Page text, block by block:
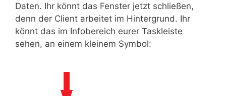
Daten. Ihr könnt das Fens­ter jetzt schlie­ßen,
denn der Cli­ent arbei­tet im Hin­ter­grund. Ihr
könnt das im Info­be­reich eurer Task­leis­te
sehen, an einem klei­nem Symbol: